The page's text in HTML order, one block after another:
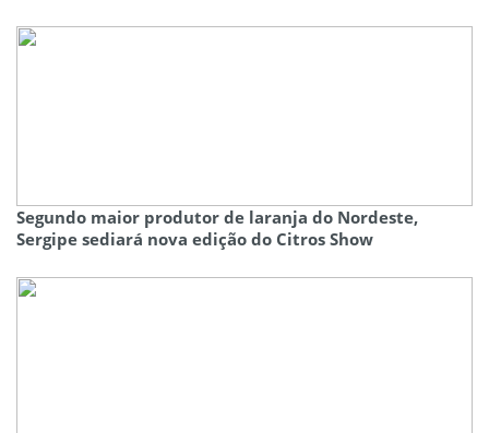
Segundo maior produtor de laranja do Nordeste,
Sergipe sediará nova edição do Citros Show